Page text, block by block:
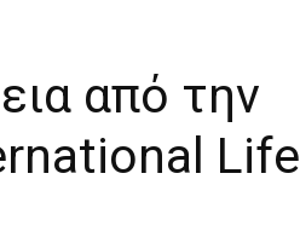
από την
Life